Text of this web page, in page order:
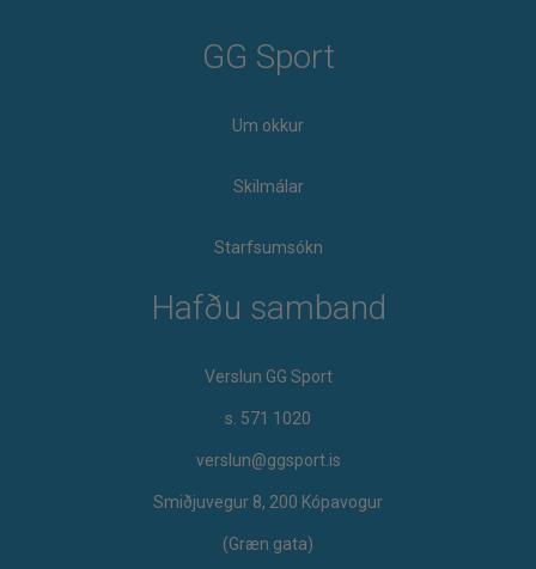
GG Sport
Um okkur
Skilmálar
Starfsumsókn
Hafðu samband
Verslun GG Sport
s. 571 1020
verslun@ggsport.is
Smiðjuvegur 8, 200 Kópavogur
(Græn gata)